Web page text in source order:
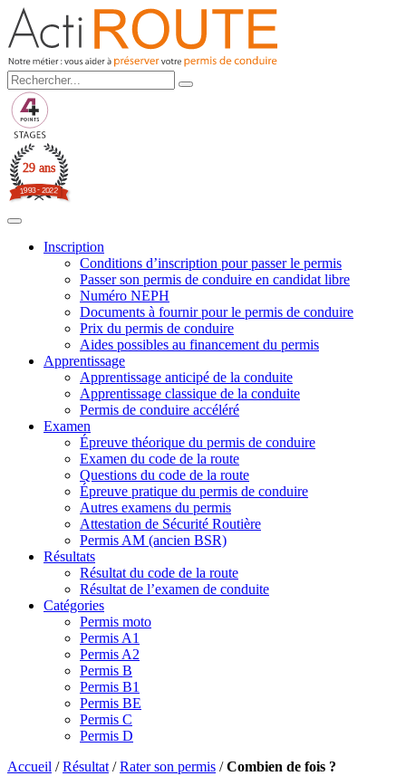
1993-2022
29 ans
Inscription
Conditions d’inscription pour passer le permis
Passer son permis de conduire en candidat libre
Numéro NEPH
Documents à fournir pour le permis de conduire
Prix du permis de conduire
Aides possibles au financement du permis
Apprentissage
Apprentissage anticipé de la conduite
Apprentissage classique de la conduite
Permis de conduire accéléré
Examen
Épreuve théorique du permis de conduire
Examen du code de la route
Questions du code de la route
Épreuve pratique du permis de conduire
Autres examens du permis
Attestation de Sécurité Routière
Permis AM (ancien BSR)
Résultats
Résultat du code de la route
Résultat de l’examen de conduite
Catégories
Permis moto
Permis A1
Permis A2
Permis B
Permis B1
Permis BE
Permis C
Permis D
Accueil /Résultat /Rater son permis /Combien de fois ?